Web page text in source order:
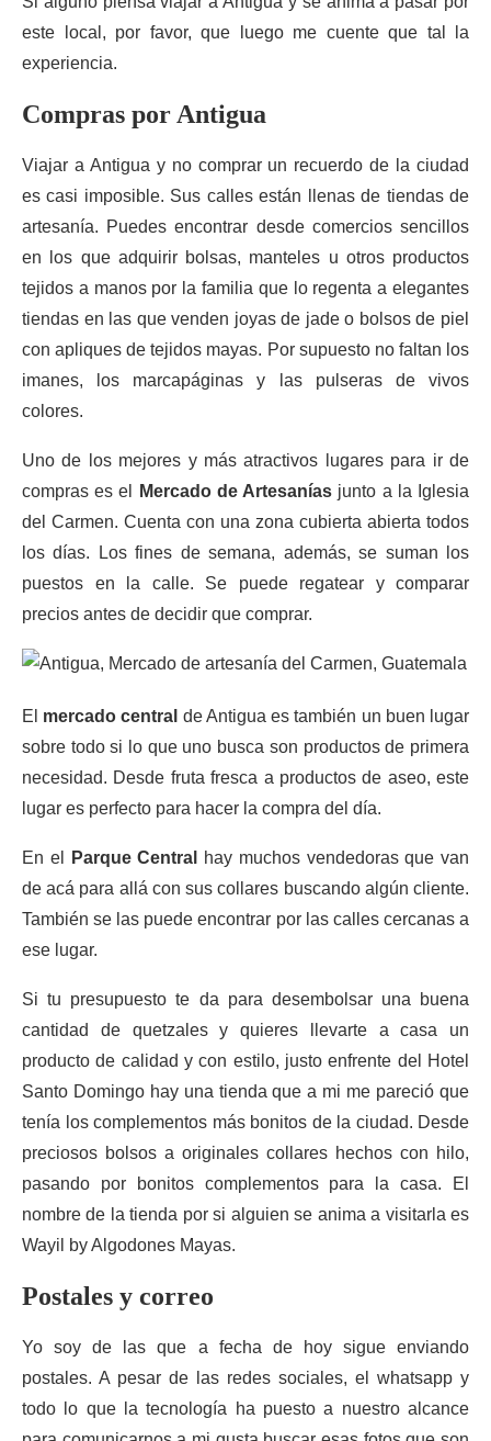
este local, por favor, que luego me cuente que tal la
experiencia.
Compras por Antigua
Viajar a Antigua y no comprar un recuerdo de la ciudad
es casi imposible. Sus calles están llenas de tiendas de
artesanía. Puedes encontrar desde comercios sencillos
en los que adquirir bolsas, manteles u otros productos
tejidos a manos por la familia que lo regenta a elegantes
tiendas en las que venden joyas de jade o bolsos de piel
con apliques de tejidos mayas. Por supuesto no faltan los
imanes, los marcapáginas y las pulseras de vivos
colores.
Uno de los mejores y más atractivos lugares para ir de
compras es el
Mercado de Artesanías junto a la Iglesia
del Carmen. Cuenta con una zona cubierta abierta todos
los días. Los fines de semana, además, se suman los
puestos en la calle. Se puede regatear y comparar
precios antes de decidir que comprar.
El mercado central de Antigua es también un buen lugar
sobre todo si lo que uno busca son productos de primera
necesidad. Desde fruta fresca a productos de aseo, este
lugar es perfecto para hacer la compra del día.
En el Parque Central
hay muchos vendedoras que van
de acá para allá con sus collares buscando algún cliente.
También se las puede encontrar por las calles cercanas a
ese lugar.
Si tu presupuesto te da para desembolsar una buena
cantidad de quetzales y quieres llevarte a casa un
producto de calidad y con estilo, justo enfrente del Hotel
Santo Domingo hay una tienda que a mi me pareció que
tenía los complementos más bonitos de la ciudad. Desde
preciosos bolsos a originales collares hechos con hilo,
pasando por bonitos complementos para la casa. El
nombre de la tienda por si alguien se anima a visitarla es
Wayil by Algodones Mayas.
Postales y correo
Yo soy de las que a fecha de hoy sigue enviando
postales. A pesar de las redes sociales, el whatsapp y
todo lo que la tecnología ha puesto a nuestro alcance